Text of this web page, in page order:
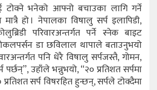
टोक्ने भनेको आफ्नो बचाउका लागि गर्ने
मात्रै हो । नेपालका विषालु सर्प इलापिडी,
परिवारअन्तर्गत पर्ने स्नेक बाइट
डा छविलाल थापाले बताउनुभयो
पनि धेरै विषालु सर्पजस्तै, गोमन,
उहाँले भन्नुभयो, “२० प्रतिशत सर्पमा
प्रतिशत सर्प विषरहित हुन्छन्, सर्पले टोक्दैमा